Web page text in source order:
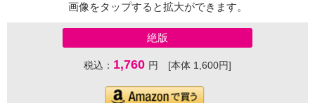
画像をタップすると拡大ができます。
絶版
税込： 1,760 円 [本体 1,600円]